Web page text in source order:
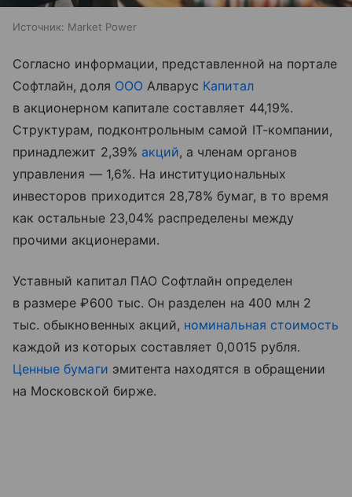
Источник: Market Power
Согласно информации, представленной на портале
Софтлайн, доля ООО Алварус Капитал
в акционерном капитале составляет 44,19%.
Структурам, подконтрольным самой IT-компании,
принадлежит 2,39% акций, а членам органов
управления — 1,6%. На институциональных
инвесторов приходится 28,78% бумаг, в то время
как остальные 23,04% распределены между
прочими акционерами.
Уставный капитал ПАО Софтлайн определен
в размере ₽600 тыс. Он разделен на 400 млн 2
тыс. обыкновенных акций, номинальная стоимость
каждой из которых составляет 0,0015 рубля.
Ценные бумаги эмитента находятся в обращении
на Московской бирже.